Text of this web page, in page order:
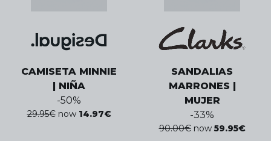
CAMISETA MINNIE
| NIÑA
-50%
29.95€ now 14.97€
SANDALIAS
MARRONES |
MUJER
-33%
90.00€ now 59.95€